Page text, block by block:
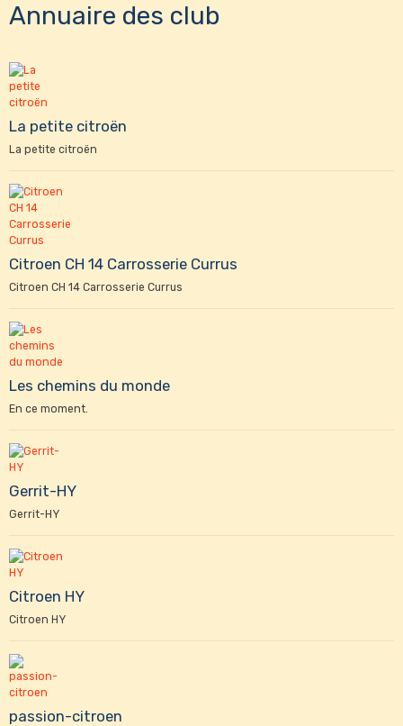
Annuaire des club
La petite citroën
La petite citroën
Citroen CH 14 Carrosserie Currus
Citroen CH 14 Carrosserie Currus
Les chemins du monde
En ce moment.
Gerrit-HY
Gerrit-HY
Citroen HY
Citroen HY
passion-citroen